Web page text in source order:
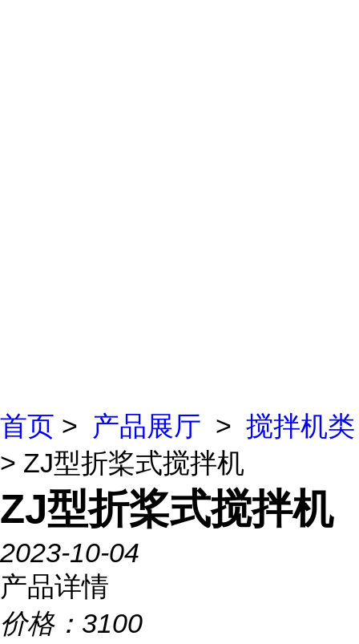
首页 > 产品展厅 > 搅拌机类
> ZJ型折桨式搅拌机
ZJ型折桨式搅拌机
2023-10-04
产品详情
价格： 3100